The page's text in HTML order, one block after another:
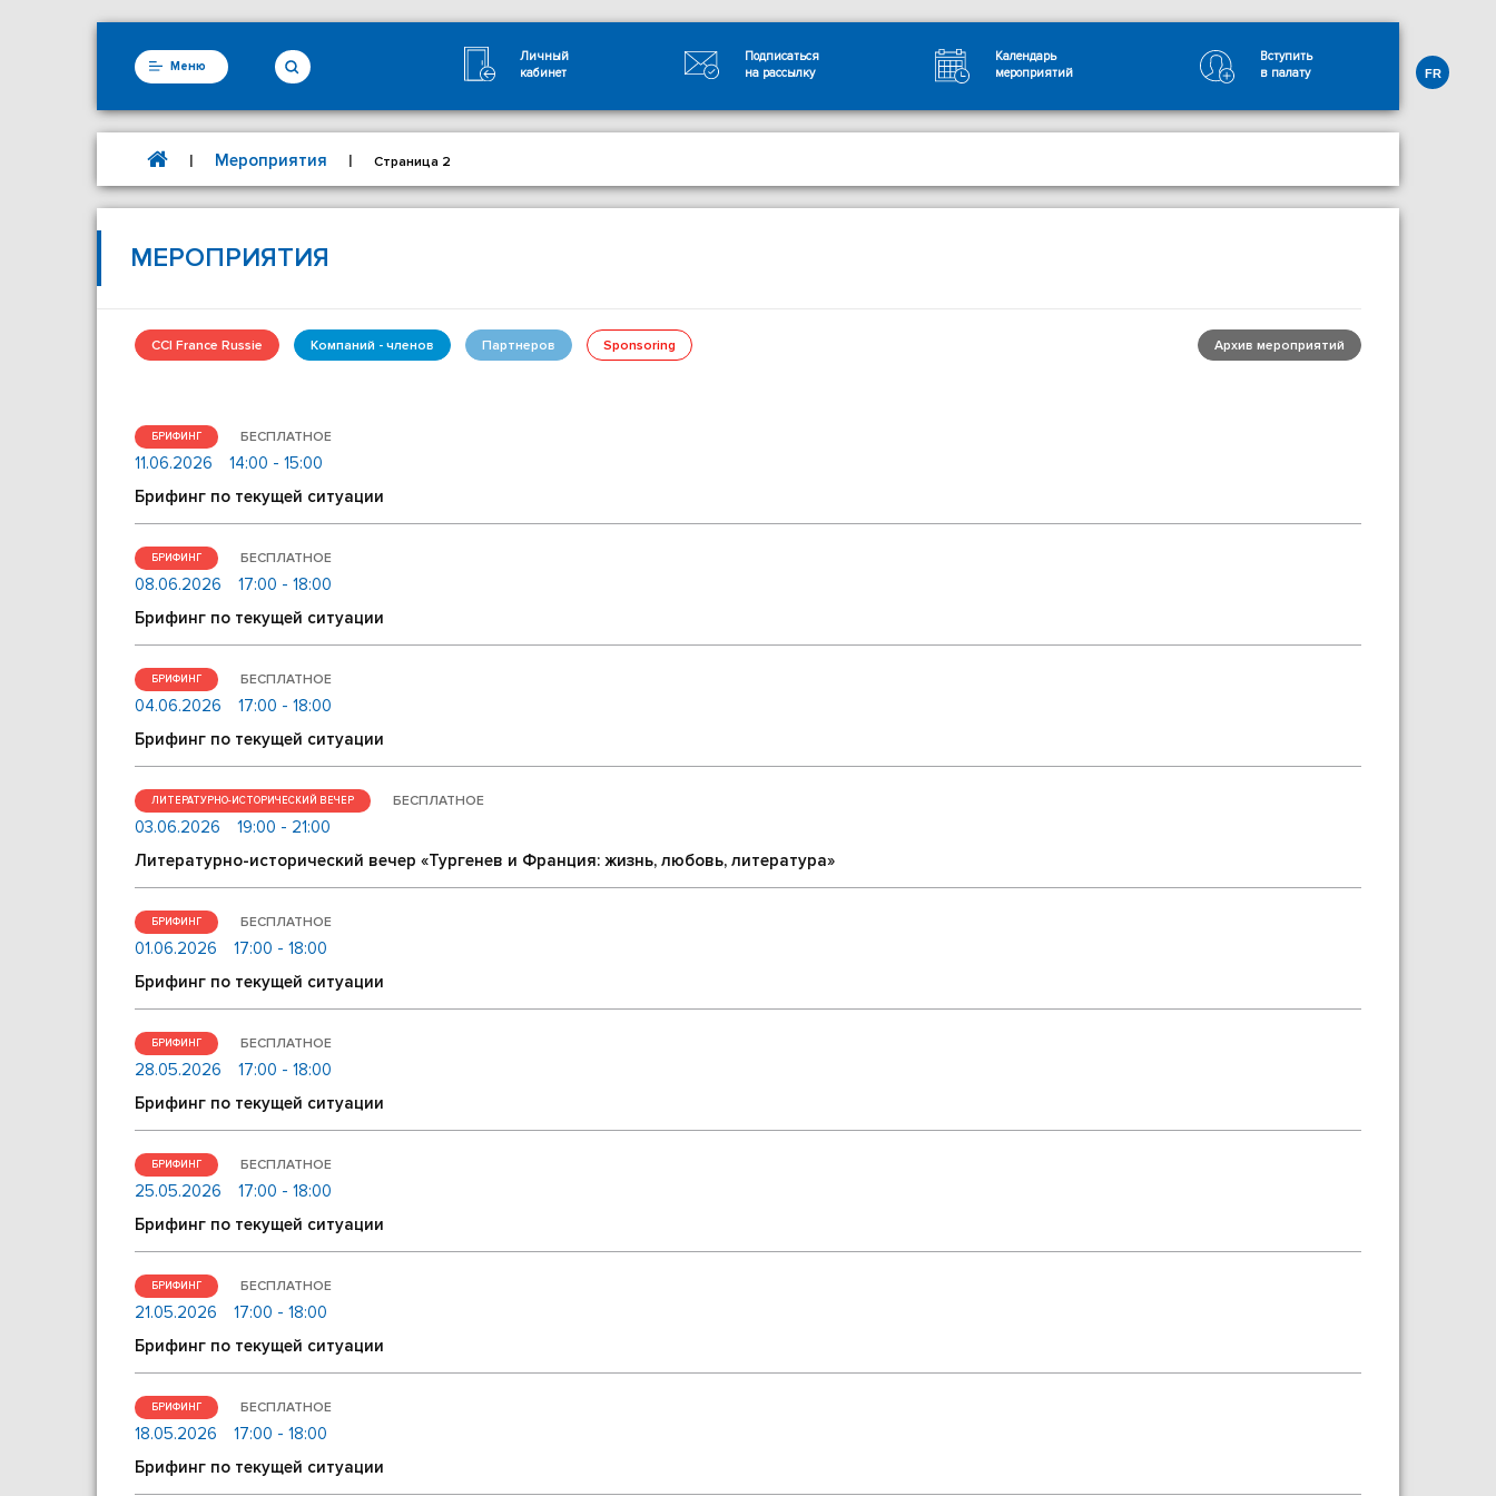
Меню
Личный
кабинет
Подписаться
на рассылку
Календарь
мероприятий
Вступить
в палату
FR
| Мероприятия | Страница 2
МЕРОПРИЯТИЯ
CCI France Russie Компаний - членов Партнеров Sponsoring Архив мероприятий
БРИФИНГ БЕСПЛАТНОЕ
11.06.2026
14:00 - 15:00
Брифинг по текущей ситуации
БРИФИНГ БЕСПЛАТНОЕ
08.06.2026
17:00 - 18:00
Брифинг по текущей ситуации
БРИФИНГ БЕСПЛАТНОЕ
04.06.2026
17:00 - 18:00
Брифинг по текущей ситуации
ЛИТЕРАТУРНО-ИСТОРИЧЕСКИЙ ВЕЧЕР БЕСПЛАТНОЕ
03.06.2026
19:00 - 21:00
Литературно-исторический вечер «Тургенев и Франция: жизнь, любовь, литература»
БРИФИНГ БЕСПЛАТНОЕ
01.06.2026
17:00 - 18:00
Брифинг по текущей ситуации
БРИФИНГ БЕСПЛАТНОЕ
28.05.2026
17:00 - 18:00
Брифинг по текущей ситуации
БРИФИНГ БЕСПЛАТНОЕ
25.05.2026
17:00 - 18:00
Брифинг по текущей ситуации
БРИФИНГ БЕСПЛАТНОЕ
21.05.2026
17:00 - 18:00
Брифинг по текущей ситуации
БРИФИНГ БЕСПЛАТНОЕ
18.05.2026
17:00 - 18:00
Брифинг по текущей ситуации